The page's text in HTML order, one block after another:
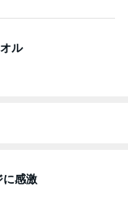
そうか。それは茂美
な。陣内が言いよる